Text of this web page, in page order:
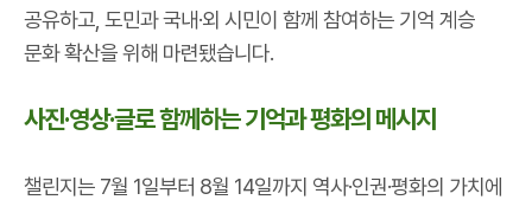
공유하고, 도민과 국내·외 시민이 함께 참여하는 기억 계승
문화 확산을 위해 마련됐습니다.
사진·영상·글로 함께하는 기억과 평화의 메시지
챌린지는 7월 1일부터 8월 14일까지 역사·인권·평화의 가치에